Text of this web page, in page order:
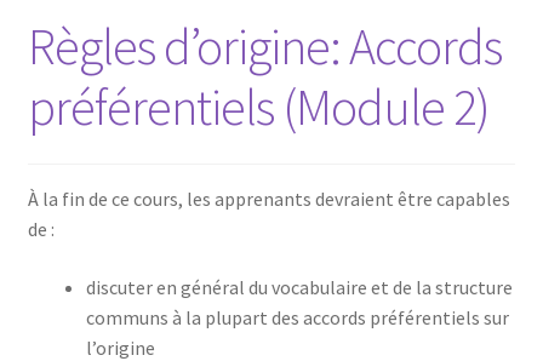
Règles d’origine: Accords
préférentiels (Module 2)
À la fin de ce cours, les apprenants devraient être capables
de :
discuter en général du vocabulaire et de la structure
communs à la plupart des accords préférentiels sur
l’origine